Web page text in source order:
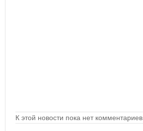
К этой новости пока нет комментариев.